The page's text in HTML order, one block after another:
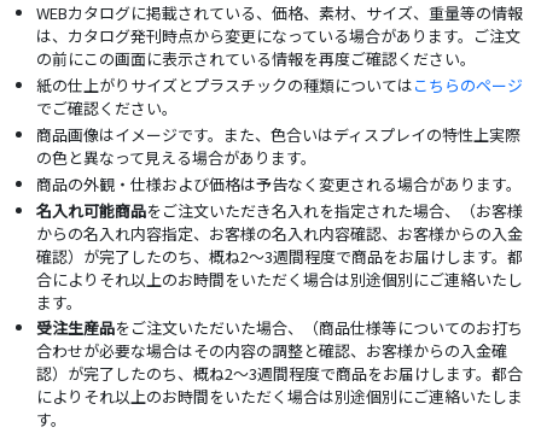
WEBカタログに掲載されている、価格、素材、サイズ、重量等の情報
は、カタログ発刊時点から変更になっている場合があります。ご注文
の前にこの画面に表示されている情報を再度ご確認ください。
紙の仕上がりサイズとプラスチックの種類についてはこちらのページ
でご確認ください。
商品画像はイメージです。また、色合いはディスプレイの特性上実際
の色と異なって見える場合があります。
商品の外観・仕様および価格は予告なく変更される場合があります。
名入れ可能商品をご注文いただき名入れを指定された場合、（お客様
からの名入れ内容指定、お客様の名入れ内容確認、お客様からの入金
確認）が完了したのち、概ね2～3週間程度で商品をお届けします。都
合によりそれ以上のお時間をいただく場合は別途個別にご連絡いたし
ます。
受注生産品をご注文いただいた場合、（商品仕様等についてのお打ち
合わせが必要な場合はその内容の調整と確認、お客様からの入金確
認）が完了したのち、概ね2～3週間程度で商品をお届けします。都合
によりそれ以上のお時間をいただく場合は別途個別にご連絡いたしま
す。